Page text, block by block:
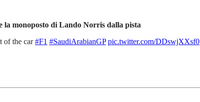
la monoposto di Lando Norris dalla pista
of the car#F1 #SaudiArabianGP pic.twitter.com/DDswjXXsf0